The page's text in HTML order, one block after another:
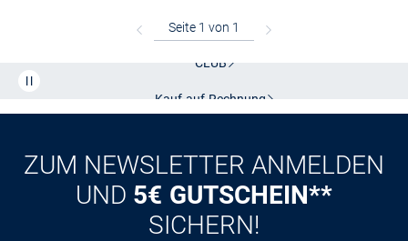
Kostenlose Lieferung und Retoure mit unserem Friends
CLUB
Kauf auf Rechnung
ZUM NEWSLETTER ANMELDEN
UND 5€ GUTSCHEIN**
SICHERN!